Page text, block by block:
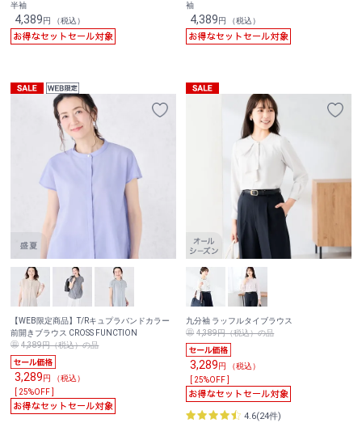
半袖
4,389円 （税込）
袖
4,389円 （税込）
【WEB限定商品】T/Rキュプラバンドカラー
前開きブラウス CROSS FUNCTION
4,389円（税込）の品
3,289円 （税込）
[ 25%OFF ]
九分袖 ラッフルタイブラウス
4,389円（税込）の品
3,289円 （税込）
[ 25%OFF ]
4.6(24件)